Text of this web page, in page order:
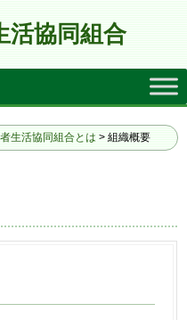
活協同組合
生活協同組合とは > 組織概要